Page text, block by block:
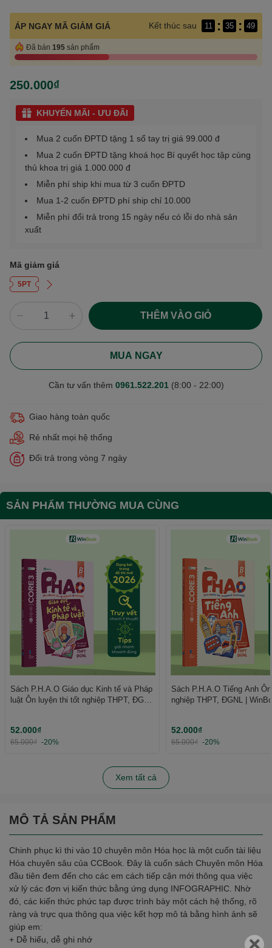
ÁP NGAY MÃ GIẢM GIÁ Kết thúc sau 11 : 35 : 47
Đã bán 195 sản phẩm
250.000₫
KHUYẾN MÃI - ƯU ĐÃI
Mua 2 cuốn ĐPTD tặng 1 sổ tay trị giá 99.000 đ
Mua 2 cuốn ĐPTD tặng khoá học Bí quyết học tập cùng
thủ khoa trị giá 1.000.000 đ
Miễn phí ship khi mua từ 3 cuốn ĐPTD
Mua 1-2 cuốn ĐPTD phí ship chỉ 10.000
Miễn phí đổi trả trong 15 ngày nếu có lỗi do nhà sản
xuất
Mã giảm giá
5PT
THÊM VÀO GIỎ
MUA NGAY
Cần tư vấn thêm 0961.522.201 (8:00 - 22:00)
Giao hàng toàn quốc
Rẻ nhất mọi hệ thống
Đổi trả trong vòng 7 ngày
SẢN PHẨM THƯỜNG MUA CÙNG
Sách P.H.A.O Giáo dục Kinh tế và Pháp
luật Ôn luyện thi tốt nghiệp THPT, ĐGNL
52.000₫
65.000₫ -20%
Sách P.H.A.O Tiếng Anh
nghiệp THPT, ĐGNL |
52.000₫
65.000₫ -20%
Xem tất cả
MÔ TẢ SẢN PHẨM
Chinh phục kì thi vào 10 chuyên môn Hóa học là một cuốn tài liệu
Hóa chuyên sâu của CCBook. Đây là cuốn sách Chuyên môn Hóa
đầu tiên đem đến cho các em cách tiếp cận mới thông qua việc
xử lý các đơn vị kiến thức bằng ứng dụng INFOGRAPHIC. Nhờ
đó, các kiến thức phức tạp được trình bày một cách hệ thống, rõ
ràng và trực qua thông qua việc kết hợp mô tả bằng hình ảnh sẽ
giúp em:
+ Dễ hiểu, dễ ghi nhớ